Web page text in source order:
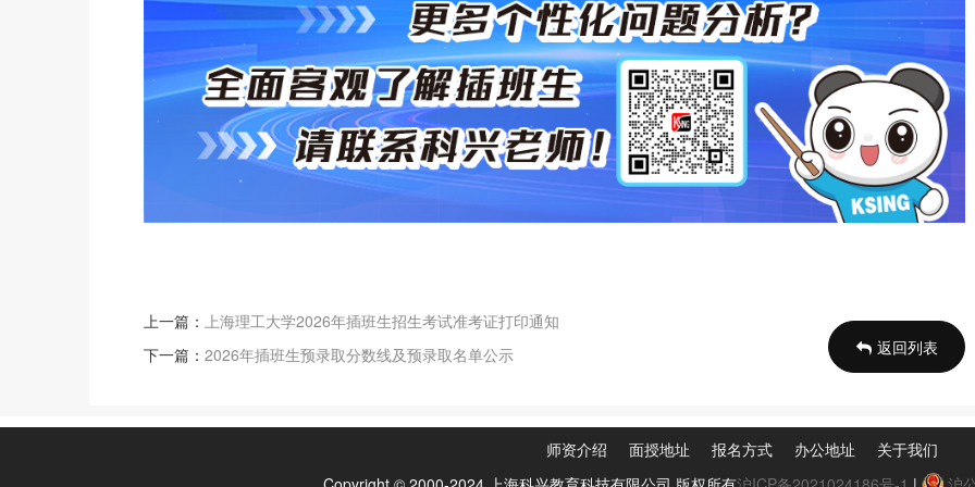
上一篇： 上海理工大学2026年插班生招生考试准考证打印通知
下一篇： 2026年插班生预录取分数线及预录取名单公示 返回列表
师资介绍 面授地址 报名方式 办公地址
关于我们